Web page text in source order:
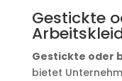
Gestickte
Gestickte oder
bietet